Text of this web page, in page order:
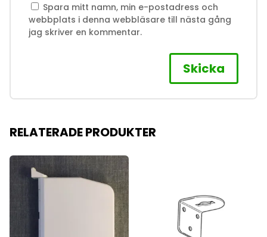
Spara mitt namn, min e-postadress och
webbplats i denna webbläsare till nästa gång
jag skriver en kommentar.
RELATERADE PRODUKTER